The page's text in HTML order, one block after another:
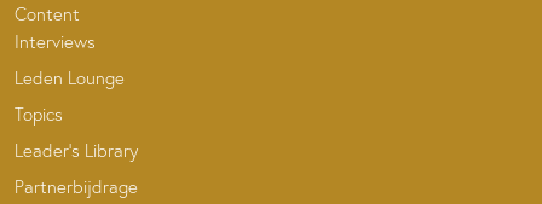
Content
Interviews
Leden Lounge
Topics
Leader’s Library
Partnerbijdrage